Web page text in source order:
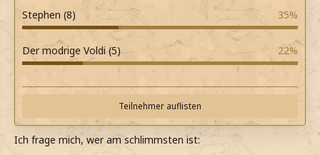
Stephen (8) 35%
Der modrige Voldi (5) 22%
Teilnehmer auflisten
Ich frage mich, wer am schlimmsten ist: